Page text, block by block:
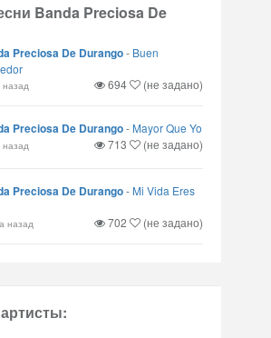
Banda Preciosa De
Preciosa De Durango- Buen
назад 694 (не задано)
Preciosa De Durango- Mayor Que Yo
назад 713 (не задано)
Preciosa De Durango- Mi Vida Eres
назад 702 (не задано)